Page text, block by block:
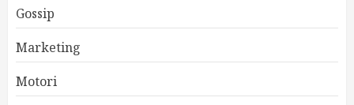
Gossip
Marketing
Motori